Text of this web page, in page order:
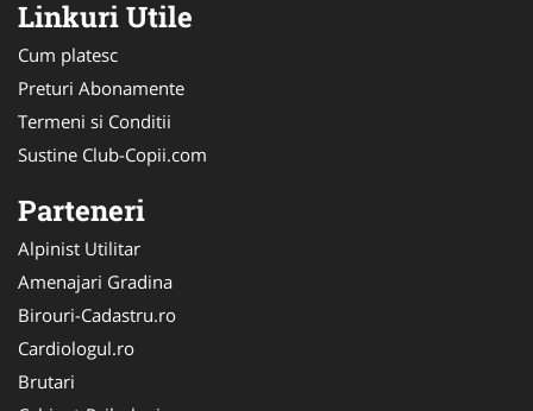
Linkuri Utile
Cum platesc
Preturi Abonamente
Termeni si Conditii
Sustine Club-Copii.com
Parteneri
Alpinist Utilitar
Amenajari Gradina
Birouri-Cadastru.ro
Cardiologul.ro
Brutari